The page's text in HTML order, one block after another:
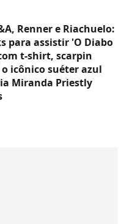
Renner e Riachuelo:
para assistir 'O Diabo
t-shirt, scarpin
icônico suéter azul
Miranda Priestly